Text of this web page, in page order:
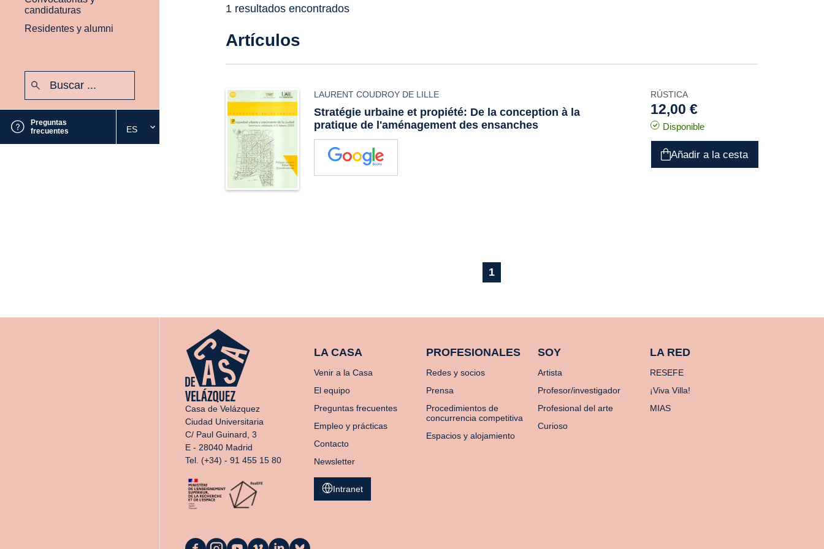
candidaturas
Residentes y alumni
Preguntas
frecuentes
Seleccione
el
ES
1 resultados encontrados
Artículos
LAURENT COUDROY DE LILLE
Stratégie urbaine et propiété: De la conception à la
pratique de l'aménagement des ensanches
RÚSTICA
12,00 €
Disponible
Añadir a la cesta
1
Casa de Velázquez
Ciudad Universitaria
C/ Paul Guinard, 3
E - 28040 Madrid
Tel. (+34) - 91 455 15 80
LA CASA
Venir a la Casa
El equipo
Preguntas frecuentes
Empleo y prácticas
Contacto
Newsletter
PROFESIONALES
Redes y socios
Prensa
Procedimientos de
concurrencia competitiva
Espacios y alojamiento
SOY
Artista
Profesor/investigador
Profesional del arte
Curioso
LA RED
RESEFE
¡Viva Villa!
MIAS
Intranet